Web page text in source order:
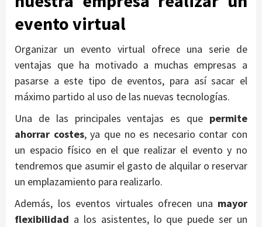
evento virtual
Organizar un evento virtual ofrece una serie de
ventajas que ha motivado a muchas empresas a
pasarse a este tipo de eventos, para así sacar el
máximo partido al uso de las nuevas tecnologías.
Una de las principales ventajas es que permite
ahorrar costes, ya que no es necesario contar con
un espacio físico en el que realizar el evento y no
tendremos que asumir el gasto de alquilar o reservar
un emplazamiento para realizarlo.
Además, los eventos virtuales ofrecen una mayor
flexibilidad a los asistentes, lo que puede ser un